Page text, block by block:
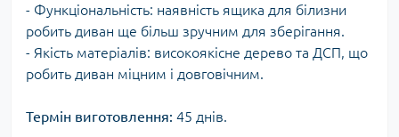
- Функціональність: наявність ящика для білизни
робить диван ще більш зручним для зберігання.
- Якість матеріалів: високоякісне дерево та ДСП, що
робить диван міцним і довговічним.
Термін виготовлення: 45 днів.